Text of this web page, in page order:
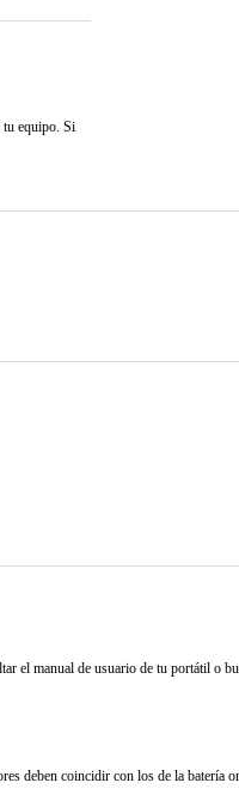
tu equipo. Si
el manual de usuario de tu portátil o
deben coincidir con los de la batería